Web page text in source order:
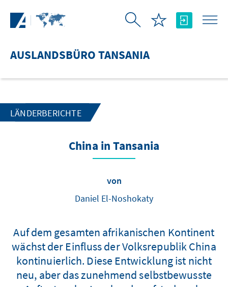
AUSLANDSBÜRO TANSANIA
LÄNDERBERICHTE
China in Tansania
von
Daniel El-Noshokaty
Auf dem gesamten afrikanischen Kontinent
wächst der Einfluss der Volksrepublik China
kontinuierlich. Diese Entwicklung ist nicht
neu, aber das zunehmend selbstbewusste